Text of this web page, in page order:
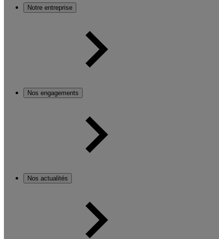
Notre entreprise
Nos engagements
Nos actualités